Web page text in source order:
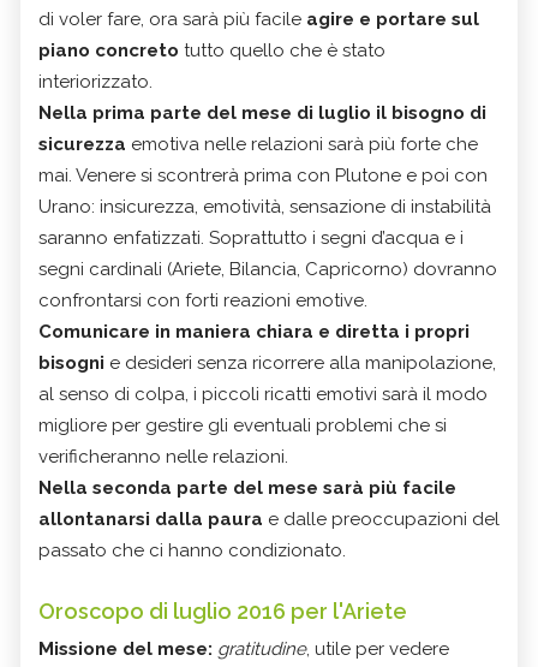
di voler fare, ora sarà più facile agire e portare sul
piano concreto tutto quello che è stato
interiorizzato.
Nella prima parte del mese di luglio il bisogno di
sicurezza emotiva nelle relazioni sarà più forte che
mai. Venere si scontrerà prima con Plutone e poi con
Urano: insicurezza, emotività, sensazione di instabilità
saranno enfatizzati. Soprattutto i segni d’acqua e i
segni cardinali (Ariete, Bilancia, Capricorno) dovranno
confrontarsi con forti reazioni emotive.
Comunicare in maniera chiara e diretta i propri
bisogni e desideri senza ricorrere alla manipolazione,
al senso di colpa, i piccoli ricatti emotivi sarà il modo
migliore per gestire gli eventuali problemi che si
verificheranno nelle relazioni.
Nella seconda parte del mese sarà più facile
allontanarsi dalla paura e dalle preoccupazioni del
passato che ci hanno condizionato.
Oroscopo di luglio 2016 per l'Ariete
Missione del mese: gratitudine, utile per vedere